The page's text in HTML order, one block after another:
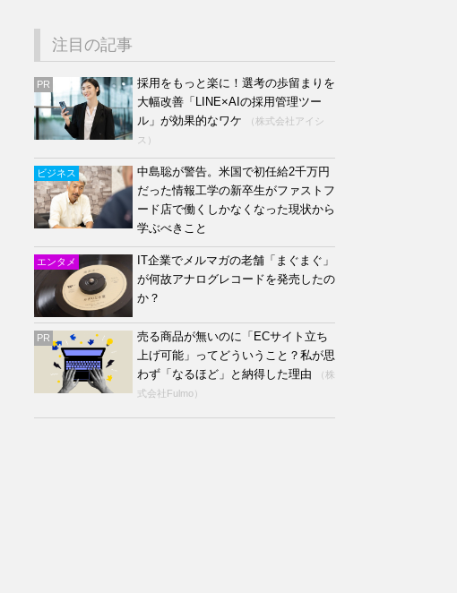
注目の記事
PR
採用をもっと楽に！選考の歩留まりを
大幅改善「LINE×AIの採用管理ツー
ル」が効果的なワケ
（株式会社アイシ
ス）
ビジネス
中島聡が警告。米国で初任給2千万円
だった情報工学の新卒生がファストフ
ード店で働くしかなくなった現状から
学ぶべきこと
エンタメ
IT企業でメルマガの老舗「まぐまぐ」
が何故アナログレコードを発売したの
か？
PR
売る商品が無いのに「ECサイト立ち
上げ可能」ってどういうこと？私が思
わず「なるほど」と納得した理由
（株
式会社Fulmo）